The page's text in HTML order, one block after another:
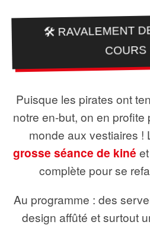
🛠️ RAVALEMENT
Puisque les pirates ont
notre en-but, on en profite
monde aux vestiaires !
grosse séance de kiné
complète pour se
Au programme : des
design affûté et surtout